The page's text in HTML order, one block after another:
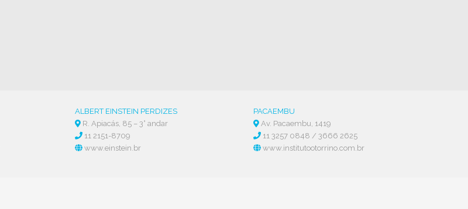
ALBERT EINSTEIN PERDIZES
R. Apiacás, 85 – 3° andar
11 2151-8709
www.einstein.br
PACAEMBU
Av. Pacaembu, 1419
11 3257 0848 / 3666 2625
www.institutootorrino.com.br